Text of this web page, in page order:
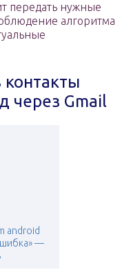
передать нужные
алгоритма
через Gmail
android
—